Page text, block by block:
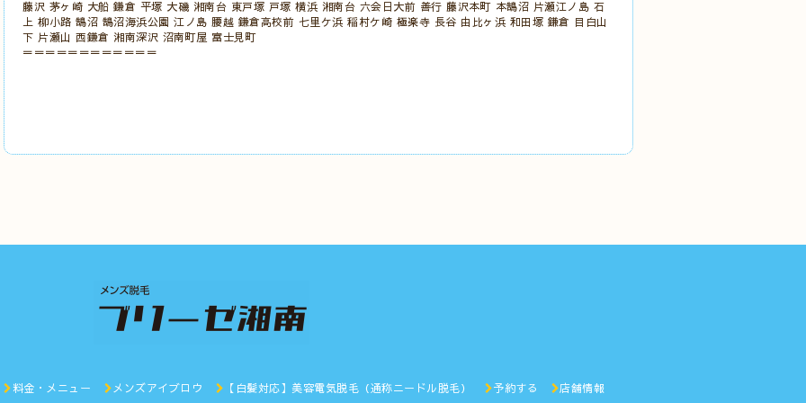
藤沢 茅ヶ崎 大船 鎌倉 平塚 大磯 湘南台 東戸塚 戸塚 横浜 湘南台 六会日大前 善行 藤沢本町 本鵠沼 片瀬江ノ島 石
上 柳小路 鵠沼 鵠沼海浜公園 江ノ島 腰越 鎌倉高校前 七里ケ浜 稲村ケ崎 極楽寺 長谷 由比ヶ浜 和田塚 鎌倉 目白山
下 片瀬山 西鎌倉 湘南深沢 沼南町屋 富士見町
＝＝＝＝＝＝＝＝＝＝＝＝
料金・メニュー メンズアイブロウ 【白髪対応】美容電気脱毛（通称ニードル脱毛） 予約する 店舗情報